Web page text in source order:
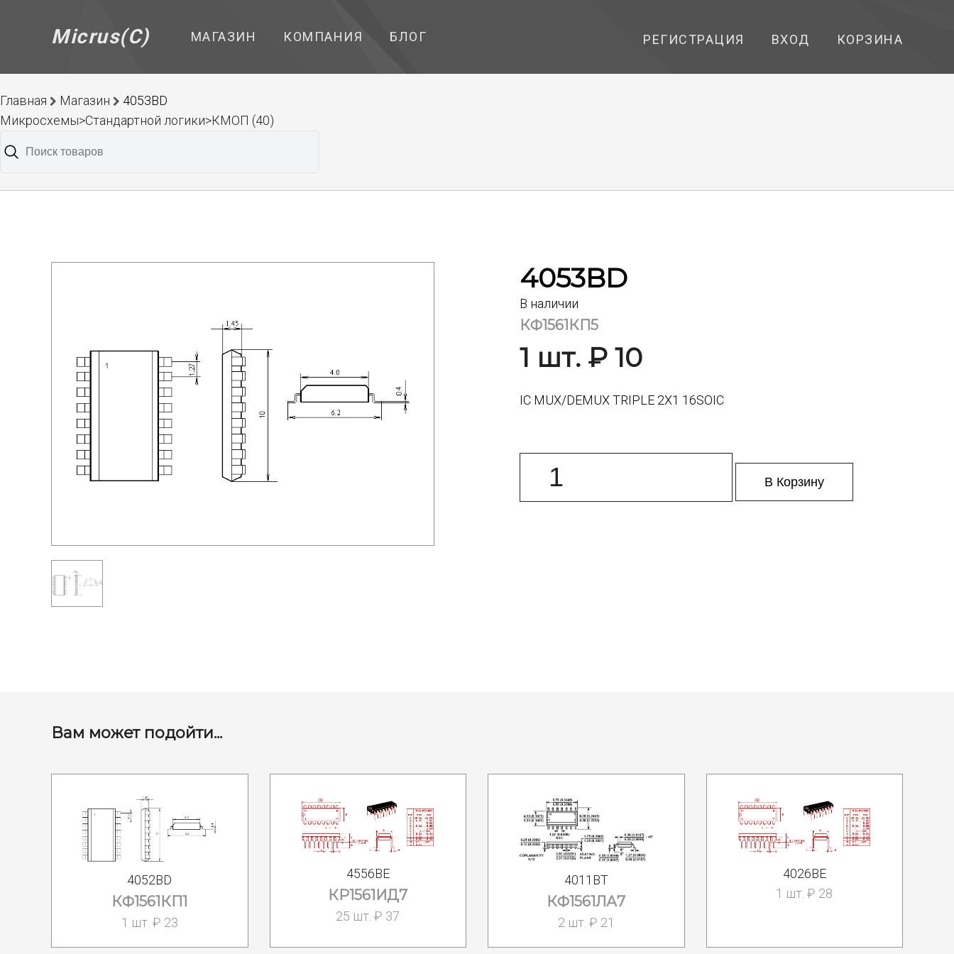
Micrus(C) МАГАЗИН КОМПАНИЯ БЛОГ РЕГИСТРАЦИЯ ВХОД КОРЗИНА
Главная Магазин
4053BD
Микросхемы>Стандартной логики>КМОП (40)
4053BD
В наличии
КФ1561КП5
1 шт. ₽ 10
IC MUX/DEMUX TRIPLE 2X1 16SOIC
В Корзину
Вам может подойти...
4052BD
КФ1561КП1
1 шт. ₽ 23
4556BE
КР1561ИД7
25 шт. ₽ 37
4011BT
КФ1561ЛА7
2 шт. ₽ 21
4026BE
1 шт. ₽ 28